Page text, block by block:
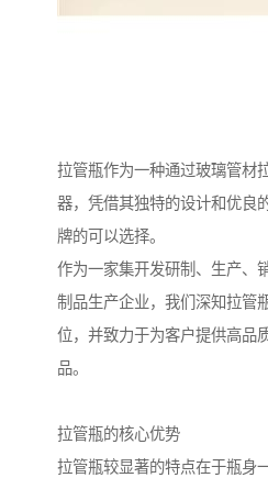
拉管瓶作为一种通过玻璃管材
器，凭借其独特的设计和优良
牌的可以选择。
作为一家集开发研制、生产、
制品生产企业，我们深知拉管
位，并致力于为客户提供高品
品。
拉管瓶的核心优势
拉管瓶较显著的特点在于瓶身